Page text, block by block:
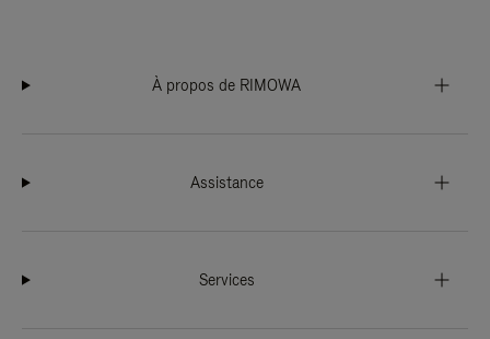
À propos de RIMOWA
Assistance
Services